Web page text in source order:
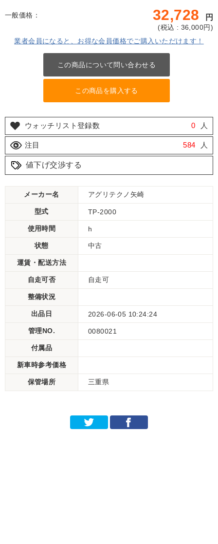
一般価格： 32,728 円
(税込 : 36,000円)
業者会員になると、お得な会員価格でご購入いただけます！
この商品について問い合わせる
この商品を購入する
ウォッチリスト登録数 0 人
注目 584 人
値下げ交渉する
メーカー名 アグリテクノ矢崎
型式 TP-2000
使用時間 h
状態 中古
運賃・配送方法
自走可否 自走可
整備状況
出品日 2026-06-05 10:24:24
管理NO. 0080021
付属品
新車時参考価格
保管場所 三重県